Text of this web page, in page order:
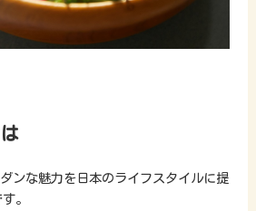
ダンな魅力を日本のライフスタイルに提
。